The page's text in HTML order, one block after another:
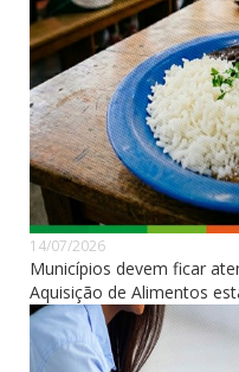
14/07/2026
Municípios devem ficar
Aquisição de Alimentos